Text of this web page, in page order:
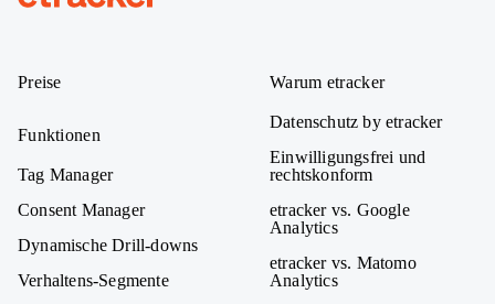
Preise
Funktionen
Tag Manager
Consent Manager
Dynamische Drill-downs
Verhaltens-Segmente
Warum etracker
Datenschutz by etracker
Einwilligungsfrei und
rechtskonform
etracker vs. Google
Analytics
etracker vs. Matomo
Analytics